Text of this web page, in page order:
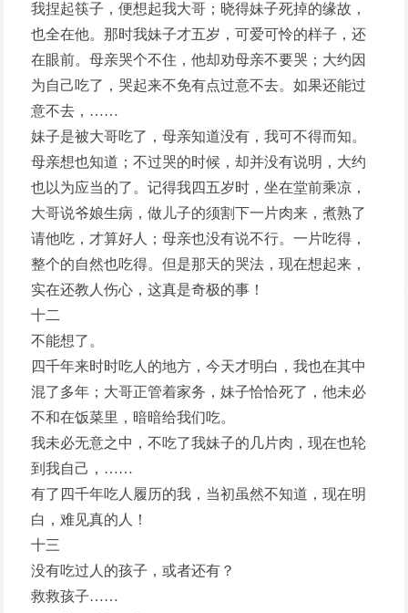
我捏起筷子，便想起我大哥；晓得妹子死掉的缘故，
也全在他。那时我妹子才五岁，可爱可怜的样子，还
在眼前。母亲哭个不住，他却劝母亲不要哭；大约因
为自己吃了，哭起来不免有点过意不去。如果还能过
意不去，……
妹子是被大哥吃了，母亲知道没有，我可不得而知。
母亲想也知道；不过哭的时候，却并没有说明，大约
也以为应当的了。记得我四五岁时，坐在堂前乘凉，
大哥说爷娘生病，做儿子的须割下一片肉来，煮熟了
请他吃，才算好人；母亲也没有说不行。一片吃得，
整个的自然也吃得。但是那天的哭法，现在想起来，
实在还教人伤心，这真是奇极的事！
十二
不能想了。
四千年来时时吃人的地方，今天才明白，我也在其中
混了多年；大哥正管着家务，妹子恰恰死了，他未必
不和在饭菜里，暗暗给我们吃。
我未必无意之中，不吃了我妹子的几片肉，现在也轮
到我自己，……
有了四千年吃人履历的我，当初虽然不知道，现在明
白，难见真的人！
十三
没有吃过人的孩子，或者还有？
救救孩子……